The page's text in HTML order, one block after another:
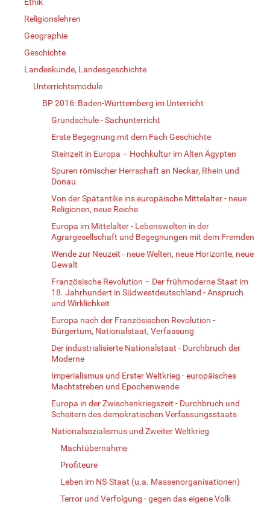
Religionslehren
Geographie
Geschichte
Landeskunde, Landesgeschichte
Unterrichtsmodule
BP 2016: Baden-Württemberg im Unterricht
Grundschule - Sachunterricht
Erste Begegnung mit dem Fach Geschichte
Steinzeit in Europa – Hochkultur im Alten Ägypten
Spuren römischer Herrschaft an Neckar, Rhein und
Donau
Von der Spätantike ins europäische Mittelalter - neue
Religionen, neue Reiche
Europa im Mittelalter - Lebenswelten in der
Agrargesellschaft und Begegnungen mit dem Fremden
Wende zur Neuzeit - neue Welten, neue Horizonte, neue
Gewalt
Französische Revolution – Der frühmoderne Staat im
18. Jahrhundert in Südwestdeutschland - Anspruch
und Wirklichkeit
Europa nach der Französischen Revolution -
Bürgertum, Nationalstaat, Verfassung
Der industrialisierte Nationalstaat - Durchbruch der
Moderne
Imperialismus und Erster Weltkrieg - europäisches
Machtstreben und Epochenwende
Europa in der Zwischenkriegszeit - Durchbruch und
Scheitern des demokratischen Verfassungsstaats
Nationalsozialismus und Zweiter Weltkrieg
Machtübernahme
Profiteure
Leben im NS-Staat (u.a. Massenorganisationen)
Terror und Verfolgung - gegen das eigene Volk